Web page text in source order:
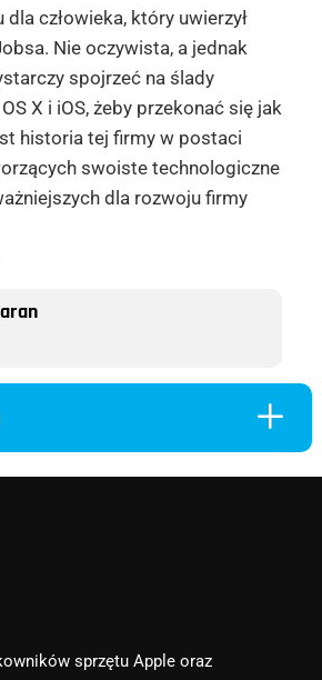
człowieka, który uwierzył
Nie oczywista, a jednak
spojrzeć na ślady
X i iOS, żeby przekonać się jak
historia tej firmy w postaci
swoiste technologiczne
dla rozwoju firmy
L
sprzętu Apple oraz